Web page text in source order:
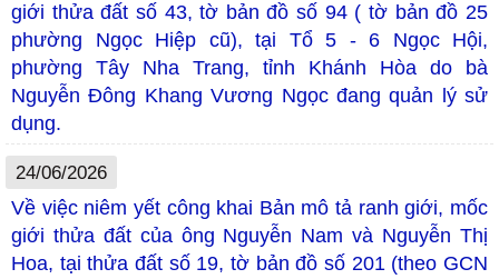
giới thửa đất số 43, tờ bản đồ số 94 ( tờ bản đồ 25
phường Ngọc Hiệp cũ), tại Tổ 5 - 6 Ngọc Hội,
phường Tây Nha Trang, tỉnh Khánh Hòa do bà
Nguyễn Đông Khang Vương Ngọc đang quản lý sử
dụng.
24/06/2026
Về việc niêm yết công khai Bản mô tả ranh giới, mốc
giới thửa đất của ông Nguyễn Nam và Nguyễn Thị
Hoa, tại thửa đất số 19, tờ bản đồ số 201 (theo GCN